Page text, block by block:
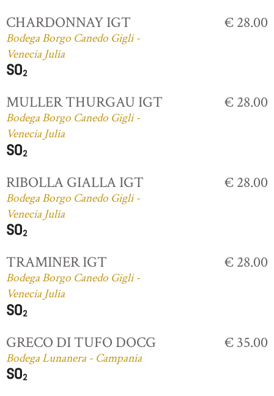
CHARDONNAY IGT
Bodega Borgo Canedo Gigli -
Venecia Julia
€ 28.00
MULLER THURGAU IGT
Bodega Borgo Canedo Gigli -
Venecia Julia
€ 28.00
RIBOLLA GIALLA IGT
Bodega Borgo Canedo Gigli -
Venecia Julia
€ 28.00
TRAMINER IGT
Bodega Borgo Canedo Gigli -
Venecia Julia
€ 28.00
GRECO DI TUFO DOCG
Bodega Lunanera - Campania
€ 35.00